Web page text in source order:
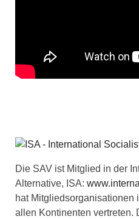
Die SAV ist Mitglied in der
Alternative, ISA:
hat Mitgliedsorganisationen
allen Kontinenten vertreten.